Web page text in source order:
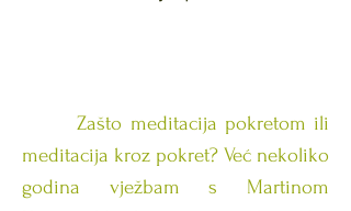
Zašto meditacija pokretom ili
meditacija kroz pokret? Već nekoliko
godina vježbam s Martinom